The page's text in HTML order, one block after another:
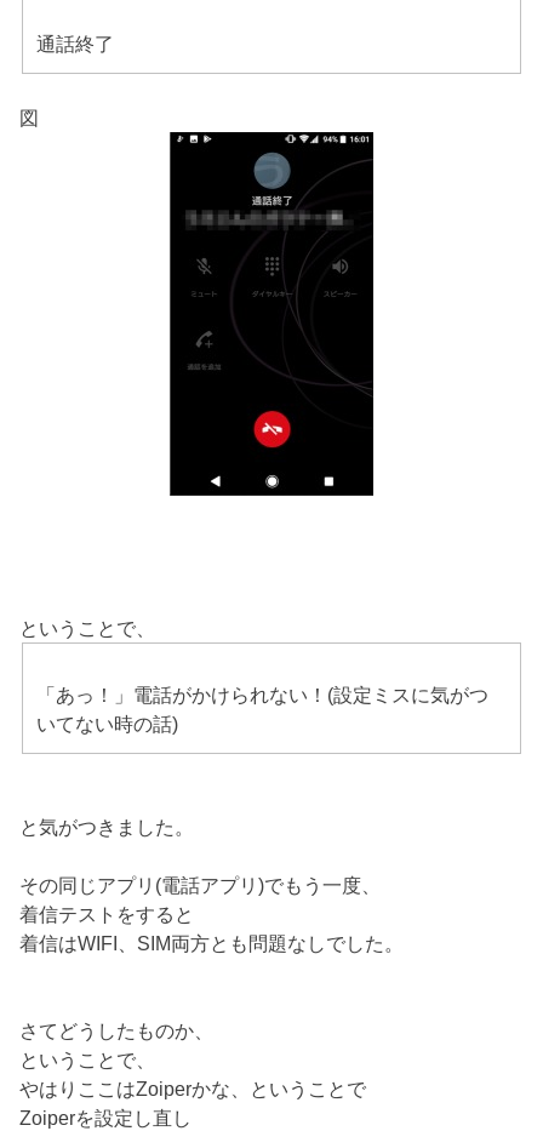
通話終了
図
ということで、
「あっ！」電話がかけられない！(設定ミスに気がつ
いてない時の話)
と気がつきました。
その同じアプリ(電話アプリ)でもう一度、
着信テストをすると
着信はWIFI、SIM両方とも問題なしでした。
さてどうしたものか、
ということで、
やはりここはZoiperかな、ということで
Zoiperを設定し直し